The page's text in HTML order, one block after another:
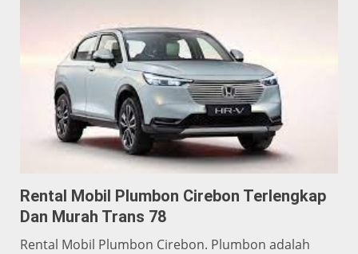
Rental Mobil Plumbon Cirebon Terlengkap
Dan Murah Trans 78
Rental Mobil Plumbon Cirebon. Plumbon adalah